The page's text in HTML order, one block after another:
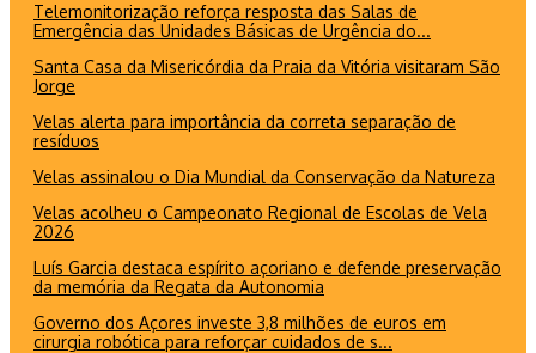
Telemonitorização reforça resposta das Salas de
Emergência das Unidades Básicas de Urgência do...
Santa Casa da Misericórdia da Praia da Vitória visitaram São
Jorge
Velas alerta para importância da correta separação de
resíduos
Velas assinalou o Dia Mundial da Conservação da Natureza
Velas acolheu o Campeonato Regional de Escolas de Vela
2026
Luís Garcia destaca espírito açoriano e defende preservação
da memória da Regata da Autonomia
Governo dos Açores investe 3,8 milhões de euros em
cirurgia robótica para reforçar cuidados de s...